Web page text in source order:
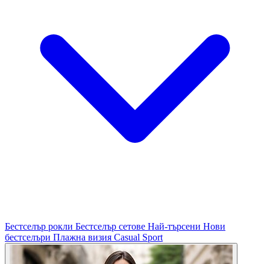
Бестселър рокли Бестселър сетове Най-търсени Нови
бестселъри Плажна визия Casual Sport